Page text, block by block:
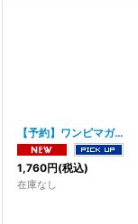
【予約】ワンピマガジンVol.21「ヒロインズ」ONE PIECE magazine Vol.21 特集 ヒロインズ 限定カード付き 2026年9月4日発売予定 ワンピース マガジン 21 少年ジャンプ ONEPIECE カードゲーム 特典 同梱版
1,760円(税込)
在庫なし